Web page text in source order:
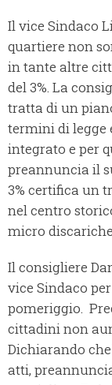
Il vice Sindaco
quartiere non
in tante altre
del 3%. La
tratta di un
termini di legge
integrato e per
preannuncia il
3% certifica un
nel centro
micro
Il consigliere
vice Sindaco
pomeriggio.
cittadini non
Dichiarando
atti,